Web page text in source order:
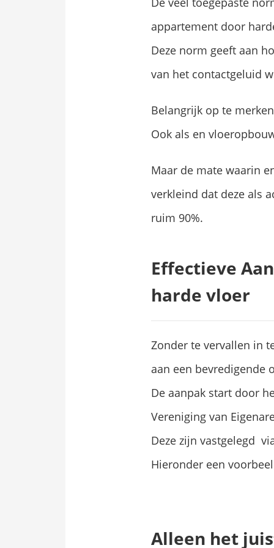
appartement door
Deze norm geeft aan
van het contactgeluid
Belangrijk op te
Ook als en
Maar de mate waarin
verkleind dat deze als
ruim 90%.
Effectieve
harde vloer
Zonder te vervallen in
aan een bevredigende
De aanpak start door
Vereniging van
Deze zijn vastgelegd
Hieronder een
Alleen het